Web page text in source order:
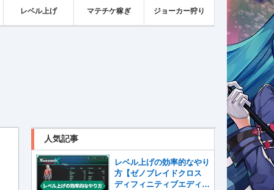
レベル上げ マテチケ稼ぎ ジョーカー狩り
人気記事
レベル上げの効率的なやり
方【ゼノブレイドクロス
ディフィニティブエディシ